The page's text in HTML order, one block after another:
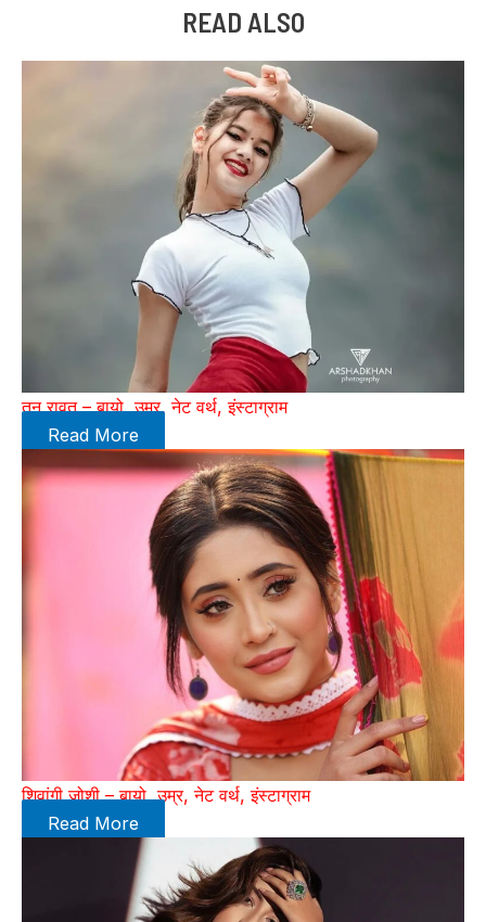
READ ALSO
तनु रावत – बायो, उम्र, नेट वर्थ, इंस्टाग्राम
Read More
शिवांगी जोशी – बायो, उम्र, नेट वर्थ, इंस्टाग्राम
Read More